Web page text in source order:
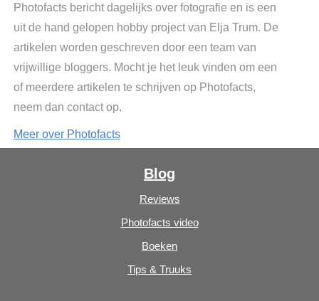
Photofacts bericht dagelijks over fotografie en is een
uit de hand gelopen hobby project van Elja Trum. De
artikelen worden geschreven door een team van
vrijwillige bloggers. Mocht je het leuk vinden om een
of meerdere artikelen te schrijven op Photofacts,
neem dan contact op.
Meer over Photofacts
Blog
Reviews
Photofacts video
Boeken
Tips & Truuks